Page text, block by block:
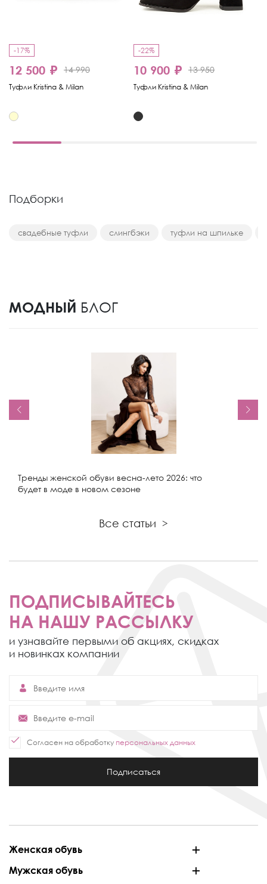
-17%
12 500 ₽ 14 990
Туфли Kristina & Milan
-22%
10 900 ₽ 13 950
Туфли Kristina & Milan
Подборки
свадебные туфли слингбэки туфли на шпильке
МОДНЫЙ БЛОГ
Тренды женской обуви весна-лето 2026: что
будет в моде в новом сезоне
Все статьи >
ПОДПИСЫВАЙТЕСЬ
НА НАШУ РАССЫЛКУ
и узнавайте первыми об акциях, скидках
и новинках компании
Согласен на обработку персональных данных
Подписаться
Женская обувь
Мужская обувь